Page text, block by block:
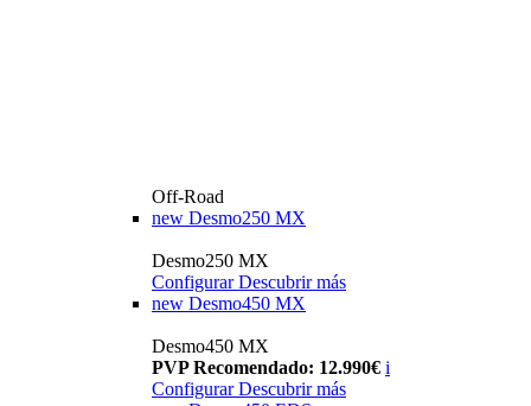
Off-Road
new Desmo250 MX
Desmo250 MX
Configurar Descubrir más
new Desmo450 MX
Desmo450 MX
PVP Recomendado: 12.990€ i
Configurar Descubrir más